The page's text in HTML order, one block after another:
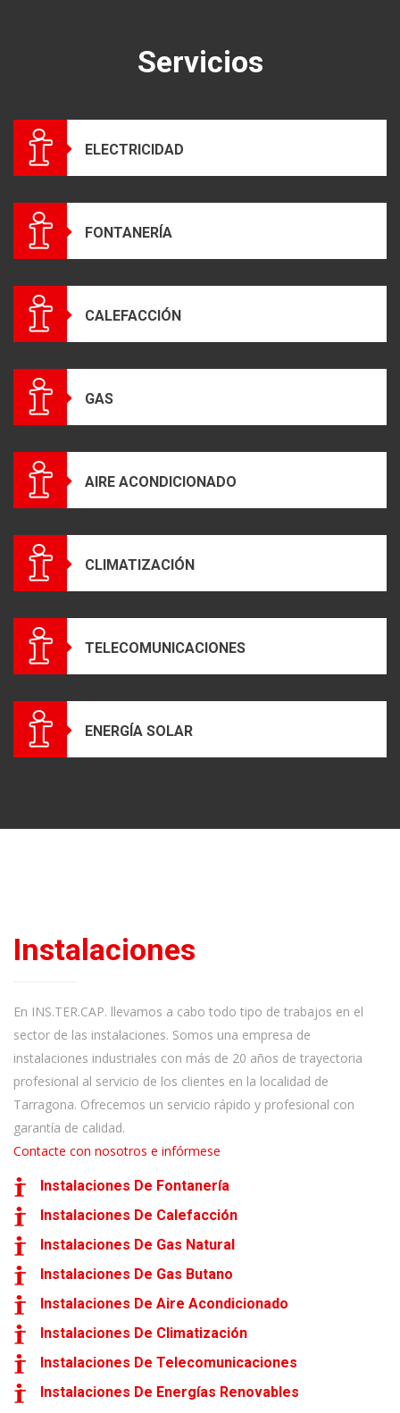
Servicios
ELECTRICIDAD
FONTANERÍA
CALEFACCIÓN
GAS
AIRE ACONDICIONADO
CLIMATIZACIÓN
TELECOMUNICACIONES
ENERGÍA SOLAR
Instalaciones
En INS.TER.CAP. llevamos a cabo todo tipo de trabajos en el
sector de las instalaciones. Somos una empresa de
instalaciones industriales con más de 20 años de trayectoria
profesional al servicio de los clientes en la localidad de
Tarragona. Ofrecemos un servicio rápido y profesional con
garantía de calidad.
Contacte con nosotros e infórmese
Instalaciones De Fontanería
Instalaciones De Calefacción
Instalaciones De Gas Natural
Instalaciones De Gas Butano
Instalaciones De Aire Acondicionado
Instalaciones De Climatización
Instalaciones De Telecomunicaciones
Instalaciones De Energías Renovables